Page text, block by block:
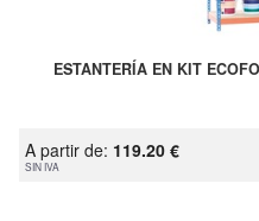
ESTANTERÍA EN KIT
A partir de: 119.20 €
SIN IVA